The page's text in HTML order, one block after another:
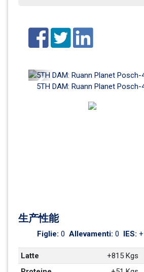
5TH DAM: Ruann Planet Posch-
Previous
生产性能
Figlie: 0 Allevamenti: 0 IES:
Latte +815 Kgs